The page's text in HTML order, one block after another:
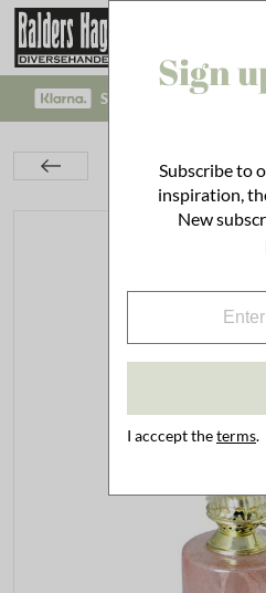
SAFE PAYMENT WITH
Kerosene Lamps
Sign
Subscribe to
inspiration,
New
I acccept theterms.